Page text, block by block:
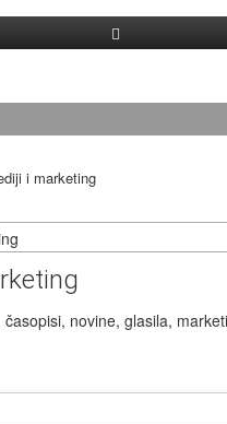
i marketing
novine, glasila,